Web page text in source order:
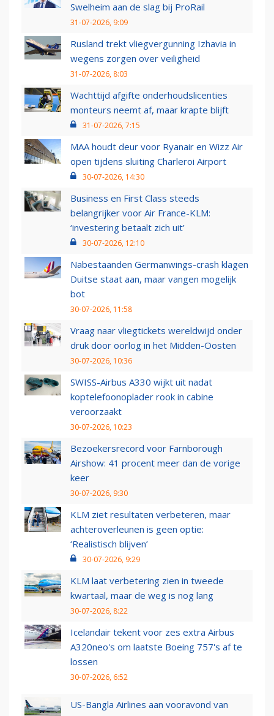
Swelheim aan de slag bij ProRail
31-07-2026, 9:09
Rusland trekt vliegvergunning Izhavia in
wegens zorgen over veiligheid
31-07-2026, 8:03
Wachttijd afgifte onderhoudslicenties
monteurs neemt af, maar krapte blijft
31-07-2026, 7:15
MAA houdt deur voor Ryanair en Wizz Air
open tijdens sluiting Charleroi Airport
30-07-2026, 14:30
Business en First Class steeds
belangrijker voor Air France-KLM:
‘investering betaalt zich uit’
30-07-2026, 12:10
Nabestaanden Germanwings-crash klagen
Duitse staat aan, maar vangen mogelijk
bot
30-07-2026, 11:58
Vraag naar vliegtickets wereldwijd onder
druk door oorlog in het Midden-Oosten
30-07-2026, 10:36
SWISS-Airbus A330 wijkt uit nadat
koptelefoonoplader rook in cabine
veroorzaakt
30-07-2026, 10:23
Bezoekersrecord voor Farnborough
Airshow: 41 procent meer dan de vorige
keer
30-07-2026, 9:30
KLM ziet resultaten verbeteren, maar
achteroverleunen is geen optie:
‘Realistisch blijven’
30-07-2026, 9:29
KLM laat verbetering zien in tweede
kwartaal, maar de weg is nog lang
30-07-2026, 8:22
Icelandair tekent voor zes extra Airbus
A320neo's om laatste Boeing 757's af te
lossen
30-07-2026, 6:52
US-Bangla Airlines aan vooravond van